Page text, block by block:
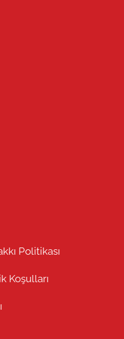
Politikası
Koşulları